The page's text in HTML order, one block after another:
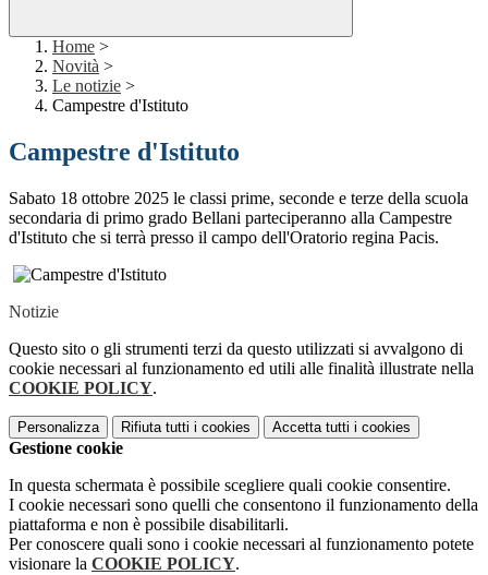
Home >
Novità >
Le notizie >
Campestre d'Istituto
Campestre d'Istituto
Sabato 18 ottobre 2025 le classi prime, seconde e terze della scuola
secondaria di primo grado Bellani parteciperanno alla Campestre
d'Istituto che si terrà presso il campo dell'Oratorio regina Pacis.
Notizie
Questo sito o gli strumenti terzi da questo utilizzati si avvalgono di
cookie necessari al funzionamento ed utili alle finalità illustrate nella
COOKIE POLICY.
Personalizza Rifiuta tutti i cookies Accetta tutti i cookies
Gestione cookie
In questa schermata è possibile scegliere quali cookie consentire.
I cookie necessari sono quelli che consentono il funzionamento della
piattaforma e non è possibile disabilitarli.
Per conoscere quali sono i cookie necessari al funzionamento potete
visionare la COOKIE POLICY.